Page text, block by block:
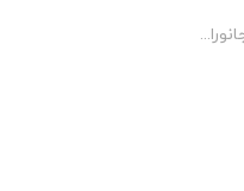
نمونه سوال علوم پایه نهم فصل چهاردهم، جانوران مهره دار با جواب